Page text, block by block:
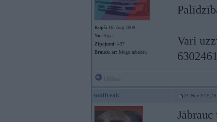
Kopš: 16. Aug 2009
No: Rīga
Ziņojumi: 497
Braucu ar: Mogo atbalstu
Vari
soulfreak 25. Nov 2016,